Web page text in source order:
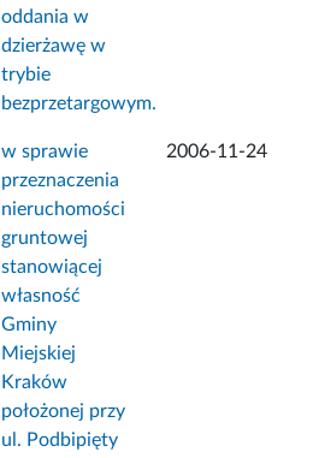
oddania w
dzierżawę w
trybie
bezprzetargowym.
w sprawie
przeznaczenia
nieruchomości
gruntowej
stanowiącej
własność
Gminy
Miejskiej
Kraków
położonej przy
ul. Podbipięty
2006-11-24